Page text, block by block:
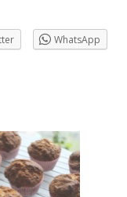
WhatsApp